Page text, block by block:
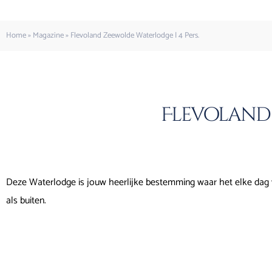
Home»Magazine»Flevoland Zeewolde Waterlodge | 4 Pers.
Flevoland
Deze Waterlodge is jouw heerlijke bestemming waar het elke
als buiten.